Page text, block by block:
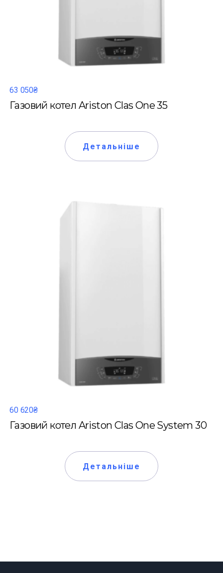
63 050₴
Газовий котел Ariston Clas One 35
Детальніше
60 620₴
Газовий котел Ariston Clas One System 30
Детальніше